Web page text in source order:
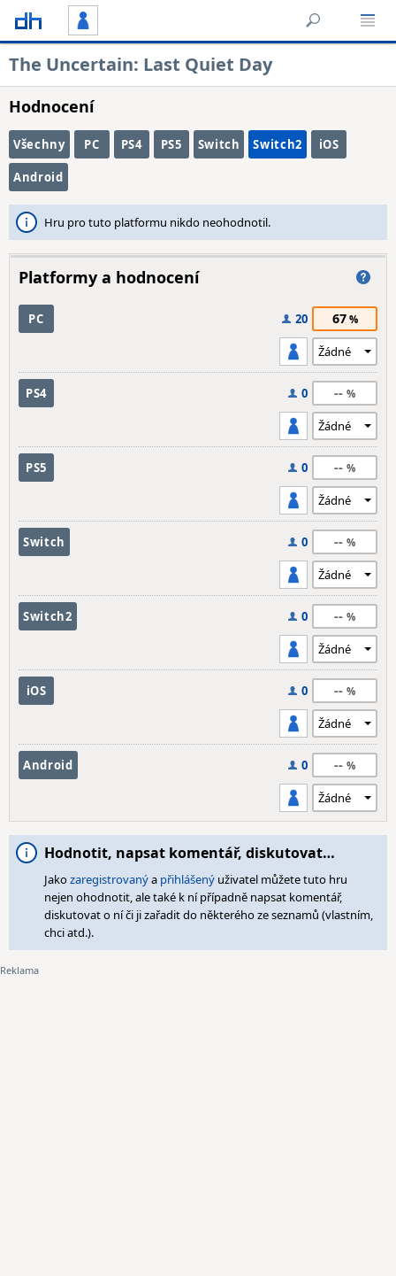
The Uncertain: Last Quiet Day
Hodnocení
Všechny PC PS4 PS5 Switch Switch2 iOS
Android
Hru pro tuto platformu nikdo neohodnotil.
Platformy a hodnocení
PC 20 67
PS4 0 --
PS5 0 --
Switch 0 --
Switch2 0 --
iOS 0 --
Android 0 --
Hodnotit, napsat komentář, diskutovat…
Jakozaregistrovanýa přihlášený uživatel můžete tuto hru
nejen ohodnotit, ale také k ní případně napsat komentář,
diskutovat o ní či ji zařadit do některého ze seznamů (vlastním,
chci atd.).